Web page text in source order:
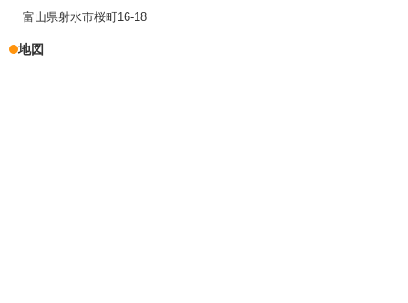
富山県射水市桜町16-18
地図